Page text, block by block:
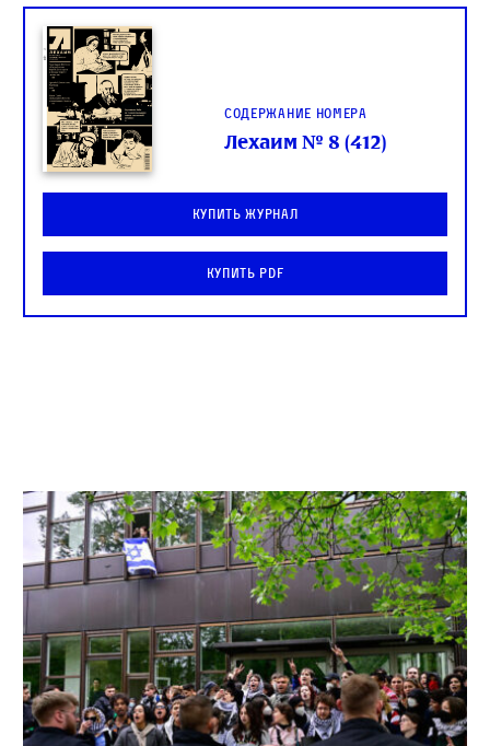
Содержание номера
Лехаим № 8 (412)
Купить журнал
Купить PDF